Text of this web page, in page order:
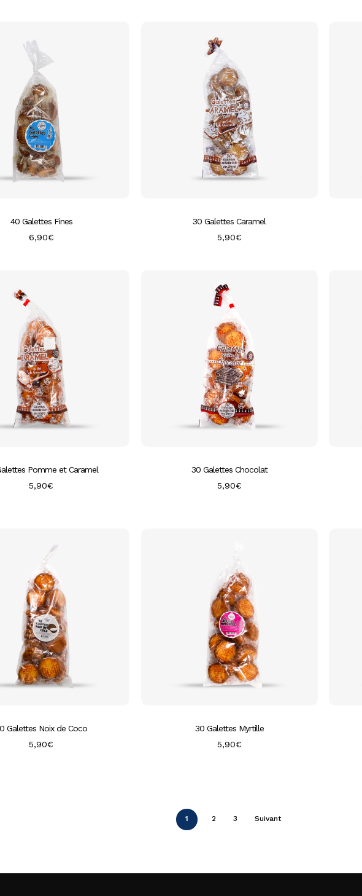
40 Galettes Fines
6,90€
30 Galettes Caramel
5,90€
Pomme et Caramel
5,90€
30 Galettes Chocolat
5,90€
Galettes Noix de Coco
5,90€
30 Galettes Myrtille
5,90€
1 2 3 Suivant